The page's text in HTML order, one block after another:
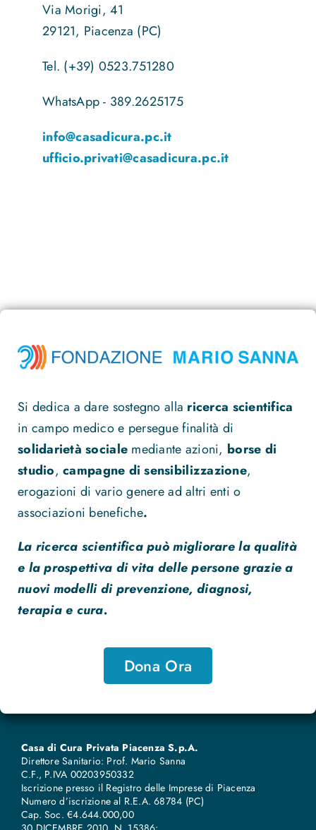
Via Morigi, 41
29121, Piacenza (PC)
Tel. (+39) 0523.751280
WhatsApp - 389.2625175
info@casadicura.pc.it
ufficio.privati@casadicura.pc.it
Si dedica a dare sostegno alla ricerca scientifica
in campo medico e persegue finalità di
solidarietà sociale mediante azioni, borse di
studio,campagne di sensibilizzazione,
erogazioni di vario genere ad altri enti o
associazioni benefiche.
La ricerca scientifica può migliorare la qualità
e la prospettiva di vita delle persone grazie a
nuovi modelli di prevenzione, diagnosi,
terapia e cura.
Dona Ora
Casa di Cura Privata Piacenza S.p.A.
Direttore Sanitario: Prof. Mario Sanna
C.F., P.IVA 00203950332
Iscrizione presso il Registro delle Imprese di Piacenza
Numero d’iscrizione al R.E.A. 68784 (PC)
Cap. Soc. €4.644.000,00